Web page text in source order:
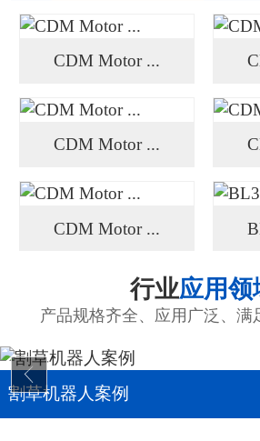
CDM Motor ...
CDM Motor ...
CDM Motor ...
行业应用领
产品规格齐全、应用广泛、满
割草机器人案例